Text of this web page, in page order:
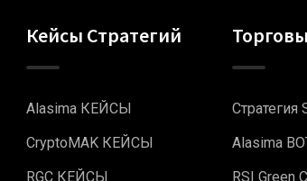
Кейсы Стратегий
Alasima КЕЙСЫ
CryptoMAK КЕЙСЫ
RGC КЕЙСЫ
Стратегия
Alasima
RSI Green